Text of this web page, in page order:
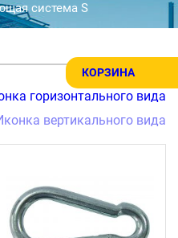
КОРЗИНА
система S